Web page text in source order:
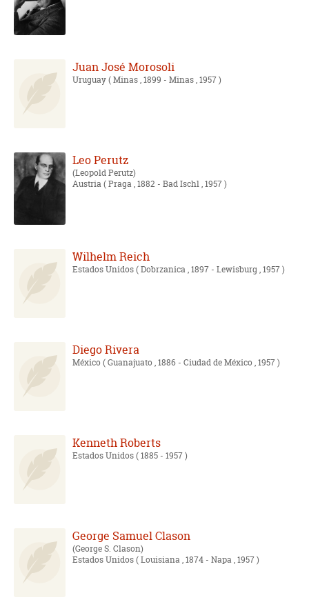
Juan José Morosoli
Uruguay( Minas , 1899 - Minas , 1957 )
Leo Perutz
Leopold Perutz
Austria( Praga , 1882 - Bad Ischl , 1957 )
Wilhelm Reich
Estados Unidos( Dobrzanica , 1897 - Lewisburg , 1957 )
Diego Rivera
México( Guanajuato , 1886 - Ciudad de México , 1957 )
Kenneth Roberts
Estados Unidos( 1885 - 1957 )
George Samuel Clason
George S. Clason
Estados Unidos( Louisiana , 1874 - Napa , 1957 )